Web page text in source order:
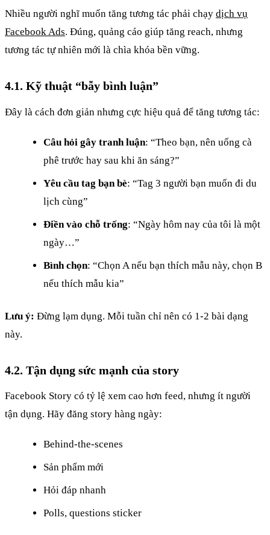
Nhiều người nghĩ muốn tăng tương tác phải chạy dịch vụ
Facebook Ads. Đúng, quảng cáo giúp tăng reach, nhưng
tương tác tự nhiên mới là chìa khóa bền vững.
4.1. Kỹ thuật “bẫy bình luận”
Đây là cách đơn giản nhưng cực hiệu quả để tăng tương tác:
Câu hỏi gây tranh luận: “Theo bạn, nên uống cà
phê trước hay sau khi ăn sáng?”
Yêu cầu tag bạn bè: “Tag 3 người bạn muốn đi du
lịch cùng”
Điền vào chỗ trống: “Ngày hôm nay của tôi là một
ngày…”
Bình chọn: “Chọn A nếu bạn thích mẫu này, chọn B
nếu thích mẫu kia”
Lưu ý: Đừng lạm dụng. Mỗi tuần chỉ nên có 1-2 bài dạng
này.
4.2. Tận dụng sức mạnh của story
Facebook Story có tỷ lệ xem cao hơn feed, nhưng ít người
tận dụng. Hãy đăng story hàng ngày:
Behind-the-scenes
Sản phẩm mới
Hỏi đáp nhanh
Polls, questions sticker